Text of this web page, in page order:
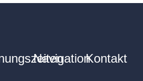
NavigationKontakt